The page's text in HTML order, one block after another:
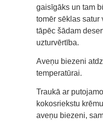
gaisīgāks un tam
tomēr sēklas satur
tāpēc šādam
uzturvērtība.
Aveņu biezeni
temperatūrai.
Traukā ar
kokosriekstu
aveņu biezeni,